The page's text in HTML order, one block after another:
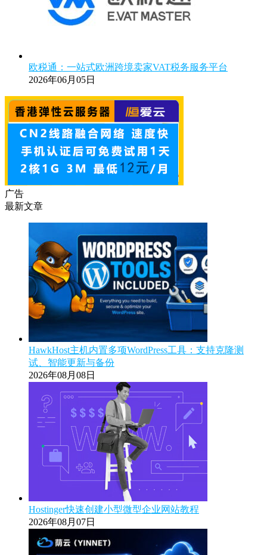
欧税通：一站式欧洲跨境卖家VAT税务服务平台
2026年06月05日
广告
最新文章
HawkHost主机内置多项WordPress工具：支持克隆测
试、智能更新与备份
2026年08月08日
Hostinger快速创建小型微型企业网站教程
2026年08月07日